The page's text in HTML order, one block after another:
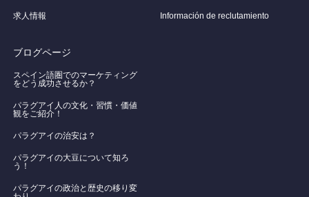
求人情報 Información de reclutamiento
ブログページ
スペイン語圏でのマーケティング
をどう成功させるか？
パラグアイ人の文化・習慣・価値
観をご紹介！
​パラグアイの治安は？
パラグアイの大豆について知ろ
う！
​パラグアイの政治と歴史の移り変